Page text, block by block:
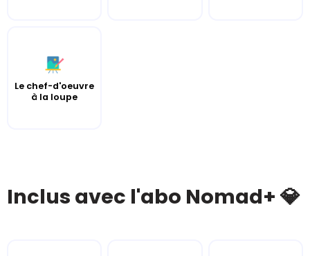
Le chef-d'oeuvre
à la loupe
Inclus avec l'abo Nomad+ 💎